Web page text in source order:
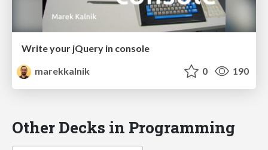
Write your jQuery in console
marekkalnik
0 190
Other Decks in Programming